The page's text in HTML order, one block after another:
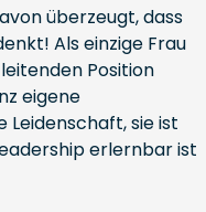
überzeugt, dass
Als einzige Frau
Position
eigene
Leidenschaft, sie ist
erlernbar ist